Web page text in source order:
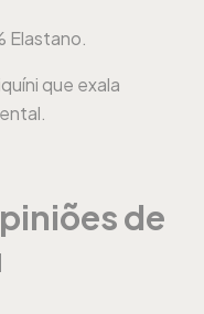
Elastano.
que exala
de